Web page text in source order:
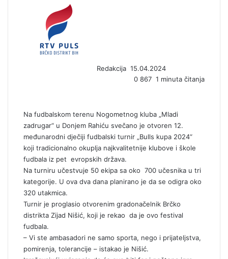
Redakcija e
m
l
15.04.2024
0 867 1 minuta čitanja
Na fudbalskom terenu Nogometnog kluba „Mladi
zadrugar“ u Donjem Rahiću svečano je otvoren 12.
međunarodni dječiji fudbalski turnir „Bulls kupa 2024“
koji tradicionalno okuplja najkvalitetnije klubove i škole
fudbala iz pet evropskih država.
Na turniru učestvuje 50 ekipa sa oko 700 učesnika u tri
kategorije. U ova dva dana planirano je da se odigra oko
320 utakmica.
Turnir je proglasio otvorenim gradonačelnik Brčko
distrikta Zijad Nišić, koji je rekao da je ovo festival
fudbala.
– Vi ste ambasadori ne samo sporta, nego i prijateljstva,
pomirenja, tolerancije – istakao je Nišić.